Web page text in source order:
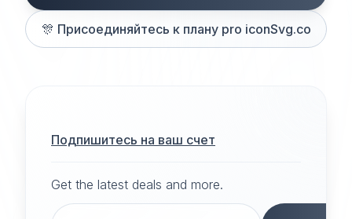
🎊 Присоединяйтесь к плану pro iconSvg.co
Подпишитесь на ваш счет
Get the latest deals and more.